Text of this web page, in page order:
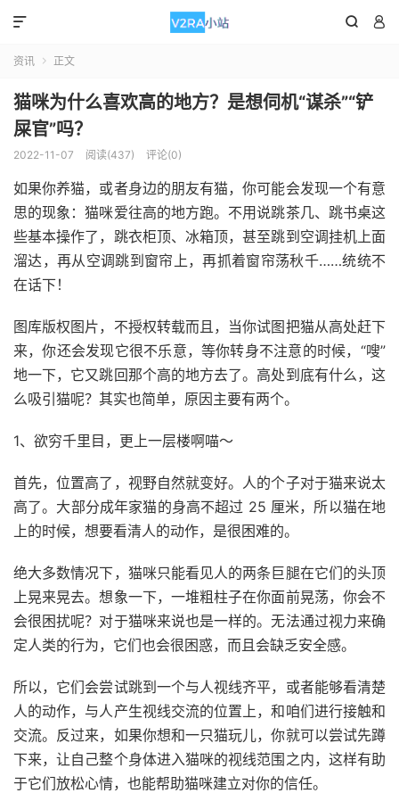
 

资讯  正文
猫咪为什么喜欢高的地方？是想伺机“谋杀”“铲
屎官”吗？
2022-11-07 阅读(437) 评论(0)
如果你养猫，或者身边的朋友有猫，你可能会发现一个有意
思的现象：猫咪爱往高的地方跑。不用说跳茶几、跳书桌这
些基本操作了，跳衣柜顶、冰箱顶，甚至跳到空调挂机上面
溜达，再从空调跳到窗帘上，再抓着窗帘荡秋千……统统不
在话下！
图库版权图片，不授权转载而且，当你试图把猫从高处赶下
来，你还会发现它很不乐意，等你转身不注意的时候，“嗖”
地一下，它又跳回那个高的地方去了。高处到底有什么，这
么吸引猫呢？其实也简单，原因主要有两个。
1、欲穷千里目，更上一层楼啊喵～
首先，位置高了，视野自然就变好。人的个子对于猫来说太
高了。大部分成年家猫的身高不超过 25 厘米，所以猫在地
上的时候，想要看清人的动作，是很困难的。
绝大多数情况下，猫咪只能看见人的两条巨腿在它们的头顶
上晃来晃去。想象一下，一堆粗柱子在你面前晃荡，你会不
会很困扰呢？对于猫咪来说也是一样的。无法通过视力来确
定人类的行为，它们也会很困惑，而且会缺乏安全感。
所以，它们会尝试跳到一个与人视线齐平，或者能够看清楚
人的动作，与人产生视线交流的位置上，和咱们进行接触和
交流。反过来，如果你想和一只猫玩儿，你就可以尝试先蹲
下来，让自己整个身体进入猫咪的视线范围之内，这样有助
于它们放松心情，也能帮助猫咪建立对你的信任。